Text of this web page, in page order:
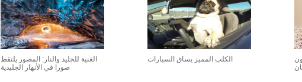
الكلب المميز يساق السيارات
الغنية للجليد والنار: المصور يلتقط
صورا في الأنهار الجليدية